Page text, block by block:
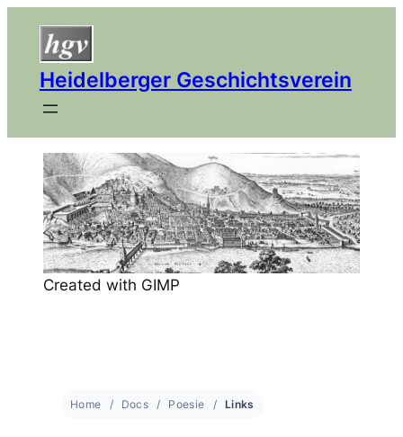
Heidelberger Geschichtsverein
Created with GIMP
Home Docs Poesie Links